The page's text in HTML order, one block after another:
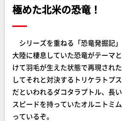
極めた北米の恐竜！
シリーズを重ねる「恐竜発掘記
大陸に棲息していた恐竜がテーマ
けて羽毛が生えた状態で再現され
してそれと対決するトリケラトプ
だといわれるダコタラプトル、長
スピードを持っていたオルニトミ
っているぞ。